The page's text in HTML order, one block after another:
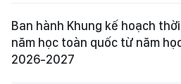
Ban hành Khung kế hoạch
năm học toàn quốc từ năm
2026-2027